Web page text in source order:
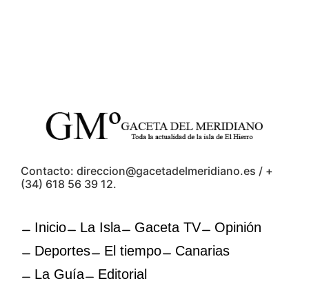
Contacto: direccion@gacetadelmeridiano.es / +
(34) 618 56 39 12.
Inicio La Isla Gaceta TV
Opinión
Deportes
El tiempo
Canarias
La Guía
Editorial